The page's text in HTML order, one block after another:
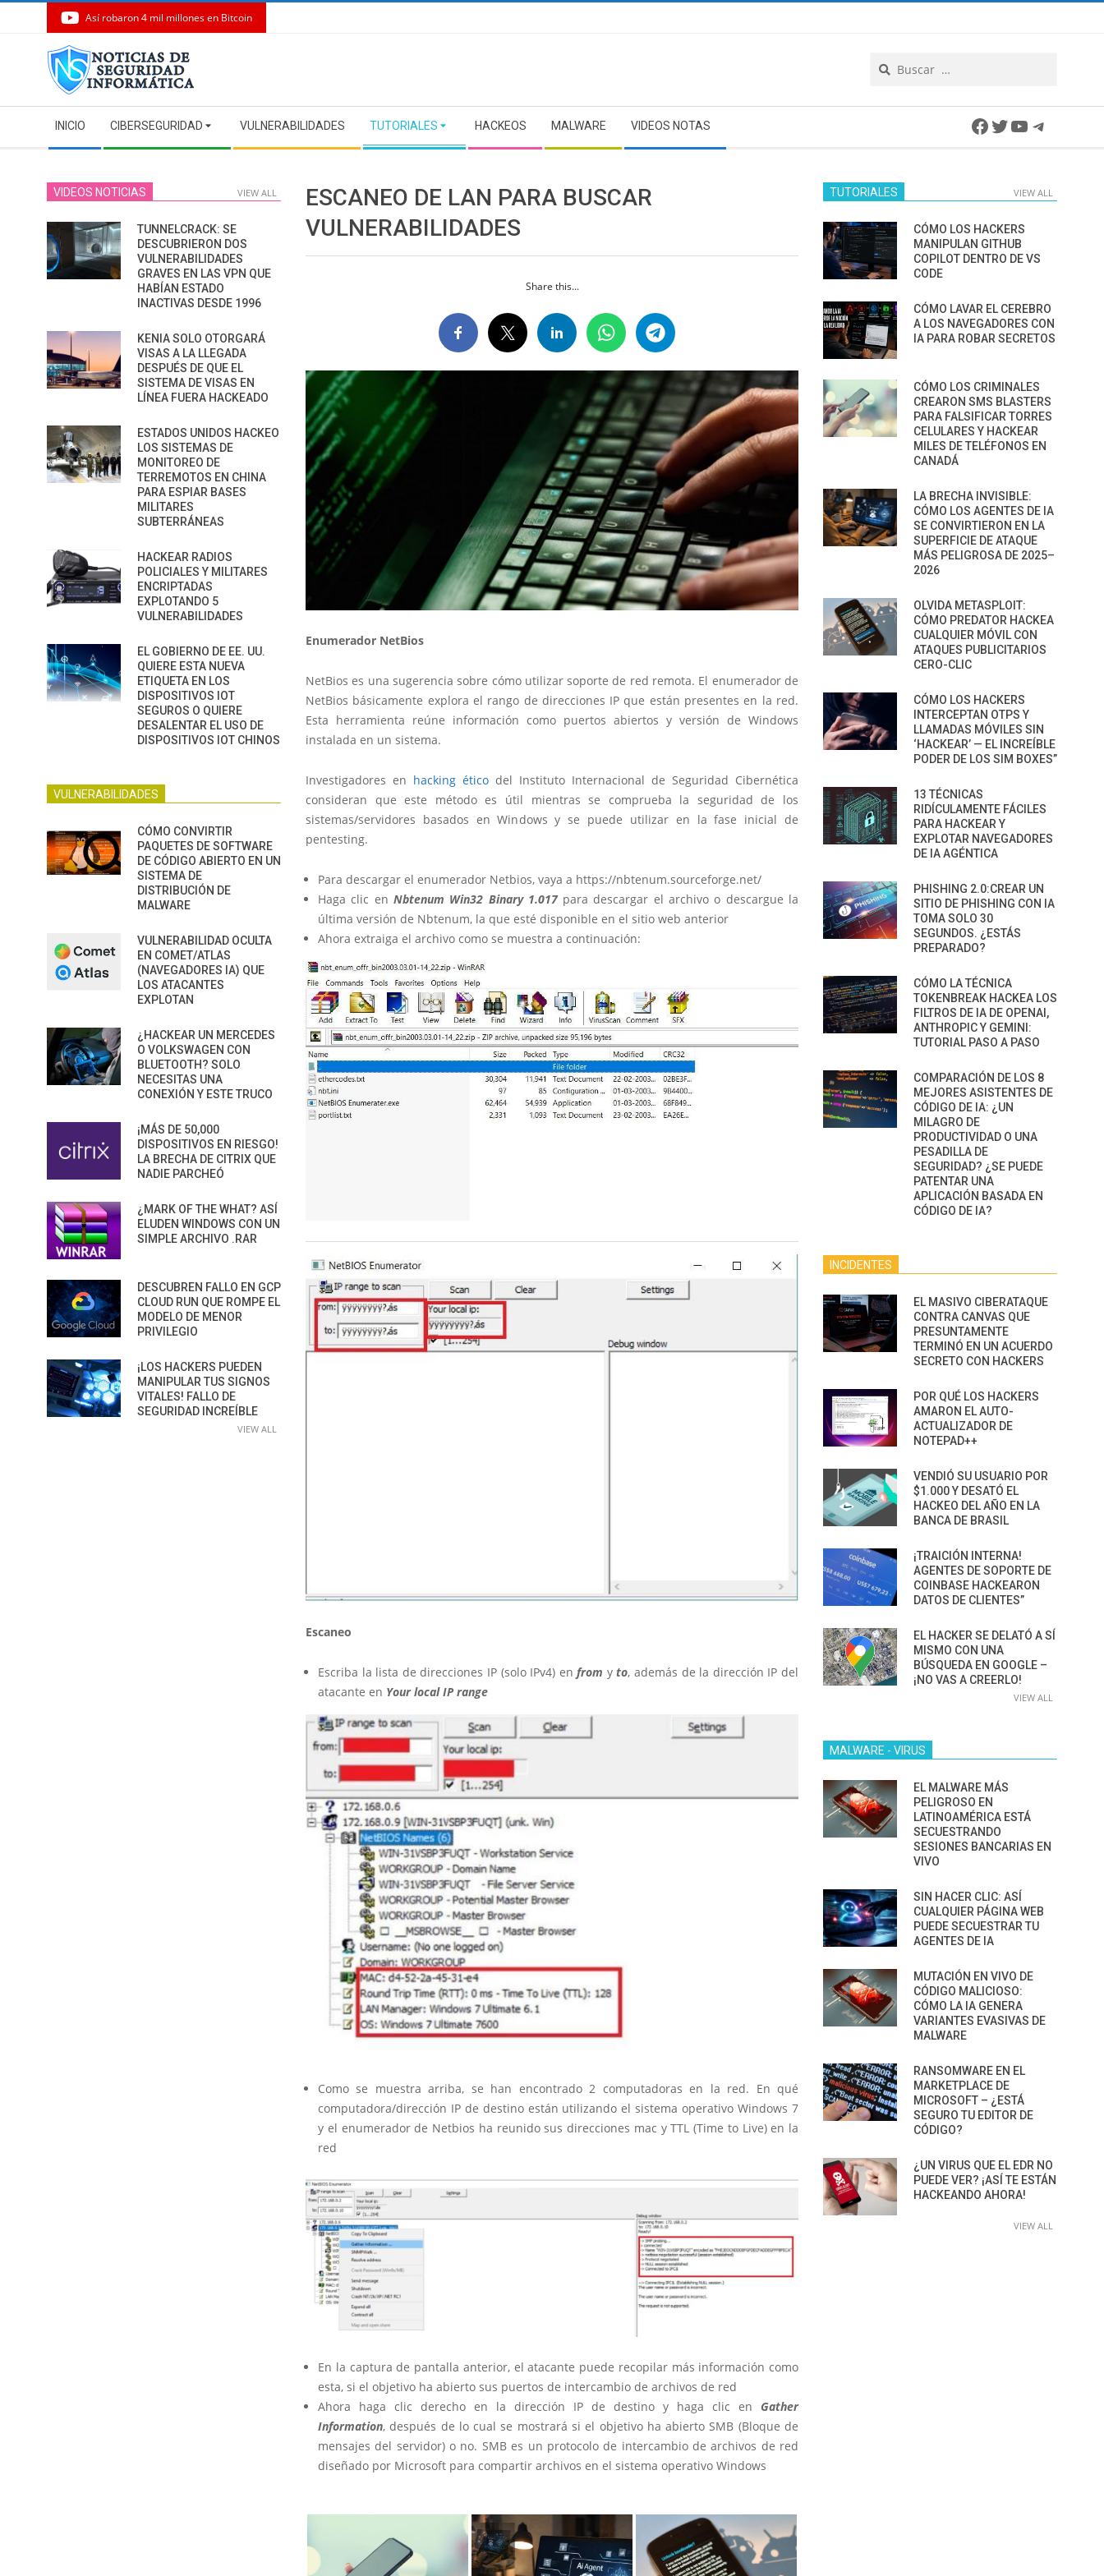
Así robaron 4 mil millones en Bitcoin
Navigation
Menu
INICIO CIBERSEGURIDAD VULNERABILIDADES TUTORIALES HACKEOS MALWARE VIDEOS NOTAS Facebook
Twitter
YouTube
ESCANEO DE LAN PARA BUSCAR
VULNERABILIDADES
Share this...
Enumerador NetBios
NetBios es una sugerencia sobre cómo utilizar soporte de red remota. El enumerador de
NetBios básicamente explora el rango de direcciones IP que están presentes en la red.
Esta herramienta reúne información como puertos abiertos y versión de Windows
instalada en un sistema.
Investigadores en hacking ético del Instituto Internacional de Seguridad Cibernética
consideran que este método es útil mientras se comprueba la seguridad de los
sistemas/servidores basados en Windows y se puede utilizar en la fase inicial de
pentesting.
Para descargar el enumerador Netbios, vaya a https://nbtenum.sourceforge.net/
Haga clic en Nbtenum Win32 Binary 1.017para descargar el archivo o descargue la
última versión de Nbtenum, la que esté disponible en el sitio web anterior
Ahora extraiga el archivo como se muestra a continuación:
Escaneo
Escriba la lista de direcciones IP (solo IPv4) enfrom yto, además de la dirección IP del
atacante en Your local IP range
Como se muestra arriba, se han encontrado 2 computadoras en la red. En qué
computadora/dirección IP de destino están utilizando el sistema operativo Windows 7
y el enumerador de Netbios ha reunido sus direcciones mac y TTL (Time to Live) en la
red
En la captura de pantalla anterior, el atacante puede recopilar más información como
esta, si el objetivo ha abierto sus puertos de intercambio de archivos de red
Ahora haga clic derecho en la dirección IP de destino y haga clic en Gather
Information, después de lo cual se mostrará si el objetivo ha abierto SMB (Bloque de
mensajes del servidor) o no. SMB es un protocolo de intercambio de archivos de red
diseñado por Microsoft para compartir archivos en el sistema operativo Windows
VIDEOS NOTICIAS VIEW ALL
TUNNELCRACK: SE
DESCUBRIERON DOS
VULNERABILIDADES
GRAVES EN LAS VPN QUE
HABÍAN ESTADO
INACTIVAS DESDE 1996
KENIA SOLO OTORGARÁ
VISAS A LA LLEGADA
DESPUÉS DE QUE EL
SISTEMA DE VISAS EN
LÍNEA FUERA HACKEADO
ESTADOS UNIDOS HACKEO
LOS SISTEMAS DE
MONITOREO DE
TERREMOTOS EN CHINA
PARA ESPIAR BASES
MILITARES
SUBTERRÁNEAS
HACKEAR RADIOS
POLICIALES Y MILITARES
ENCRIPTADAS
EXPLOTANDO 5
VULNERABILIDADES
EL GOBIERNO DE EE. UU.
QUIERE ESTA NUEVA
ETIQUETA EN LOS
DISPOSITIVOS IOT
SEGUROS O QUIERE
DESALENTAR EL USO DE
DISPOSITIVOS IOT CHINOS
VULNERABILIDADES
CÓMO CONVIRTIR
PAQUETES DE SOFTWARE
DE CÓDIGO ABIERTO EN UN
SISTEMA DE
DISTRIBUCIÓN DE
MALWARE
VULNERABILIDAD OCULTA
EN COMET/ATLAS
(NAVEGADORES IA) QUE
LOS ATACANTES
EXPLOTAN
¿HACKEAR UN MERCEDES
O VOLKSWAGEN CON
BLUETOOTH? SOLO
NECESITAS UNA
CONEXIÓN Y ESTE TRUCO
¡MÁS DE 50,000
DISPOSITIVOS EN RIESGO!
LA BRECHA DE CITRIX QUE
NADIE PARCHEÓ
¿MARK OF THE WHAT? ASÍ
ELUDEN WINDOWS CON UN
SIMPLE ARCHIVO .RAR
DESCUBREN FALLO EN GCP
CLOUD RUN QUE ROMPE EL
MODELO DE MENOR
PRIVILEGIO
¡LOS HACKERS PUEDEN
MANIPULAR TUS SIGNOS
VITALES! FALLO DE
SEGURIDAD INCREÍBLE
VIEW ALL
TUTORIALES VIEW ALL
CÓMO LOS HACKERS
MANIPULAN GITHUB
COPILOT DENTRO DE VS
CODE
CÓMO LAVAR EL CEREBRO
A LOS NAVEGADORES CON
IA PARA ROBAR SECRETOS
CÓMO LOS CRIMINALES
CREARON SMS BLASTERS
PARA FALSIFICAR TORRES
CELULARES Y HACKEAR
MILES DE TELÉFONOS EN
CANADÁ
LA BRECHA INVISIBLE:
CÓMO LOS AGENTES DE IA
SE CONVIRTIERON EN LA
SUPERFICIE DE ATAQUE
MÁS PELIGROSA DE 2025–
2026
OLVIDA METASPLOIT:
CÓMO PREDATOR HACKEA
CUALQUIER MÓVIL CON
ATAQUES PUBLICITARIOS
CERO-CLIC
CÓMO LOS HACKERS
INTERCEPTAN OTPS Y
LLAMADAS MÓVILES SIN
‘HACKEAR’ — EL INCREÍBLE
PODER DE LOS SIM BOXES”
13 TÉCNICAS
RIDÍCULAMENTE FÁCILES
PARA HACKEAR Y
EXPLOTAR NAVEGADORES
DE IA AGÉNTICA
PHISHING 2.0:CREAR UN
SITIO DE PHISHING CON IA
TOMA SOLO 30
SEGUNDOS. ¿ESTÁS
PREPARADO?
CÓMO LA TÉCNICA
TOKENBREAK HACKEA LOS
FILTROS DE IA DE OPENAI,
ANTHROPIC Y GEMINI:
TUTORIAL PASO A PASO
COMPARACIÓN DE LOS 8
MEJORES ASISTENTES DE
CÓDIGO DE IA: ¿UN
MILAGRO DE
PRODUCTIVIDAD O UNA
PESADILLA DE
SEGURIDAD? ¿SE PUEDE
PATENTAR UNA
APLICACIÓN BASADA EN
CÓDIGO DE IA?
INCIDENTES
EL MASIVO CIBERATAQUE
CONTRA CANVAS QUE
PRESUNTAMENTE
TERMINÓ EN UN ACUERDO
SECRETO CON HACKERS
POR QUÉ LOS HACKERS
AMARON EL AUTO-
ACTUALIZADOR DE
NOTEPAD++
VENDIÓ SU USUARIO POR
$1.000 Y DESATÓ EL
HACKEO DEL AÑO EN LA
BANCA DE BRASIL
¡TRAICIÓN INTERNA!
AGENTES DE SOPORTE DE
COINBASE HACKEARON
DATOS DE CLIENTES”
EL HACKER SE DELATÓ A SÍ
MISMO CON UNA
BÚSQUEDA EN GOOGLE –
¡NO VAS A CREERLO!
VIEW ALL
MALWARE - VIRUS
EL MALWARE MÁS
PELIGROSO EN
LATINOAMÉRICA ESTÁ
SECUESTRANDO
SESIONES BANCARIAS EN
VIVO
SIN HACER CLIC: ASÍ
CUALQUIER PÁGINA WEB
PUEDE SECUESTRAR TU
AGENTES DE IA
MUTACIÓN EN VIVO DE
CÓDIGO MALICIOSO:
CÓMO LA IA GENERA
VARIANTES EVASIVAS DE
MALWARE
RANSOMWARE EN EL
MARKETPLACE DE
MICROSOFT – ¿ESTÁ
SEGURO TU EDITOR DE
CÓDIGO?
¿UN VIRUS QUE EL EDR NO
PUEDE VER? ¡ASÍ TE ESTÁN
HACKEANDO AHORA!
VIEW ALL